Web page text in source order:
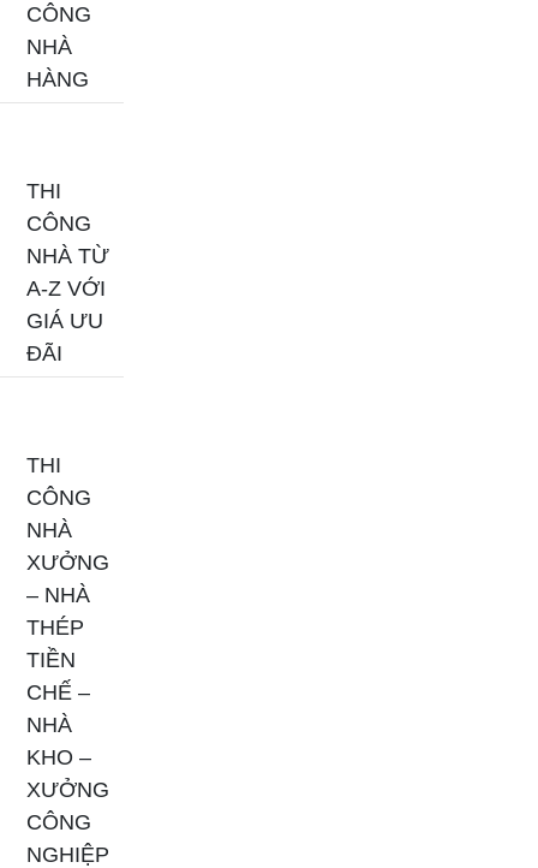
CÔNG
NHÀ
HÀNG
THI
CÔNG
NHÀ TỪ
A-Z VỚI
GIÁ ƯU
ĐÃI
THI
CÔNG
NHÀ
XƯỞNG
– NHÀ
THÉP
TIỀN
CHẾ –
NHÀ
KHO –
XƯỞNG
CÔNG
NGHIỆP